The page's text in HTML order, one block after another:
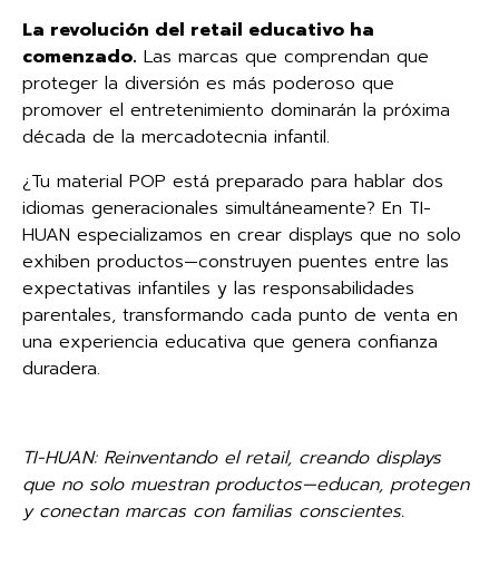
La revolución del retail educativo ha
comenzado. Las marcas que comprendan que
proteger la diversión es más poderoso que
promover el entretenimiento dominarán la próxima
década de la mercadotecnia infantil.
¿Tu material POP está preparado para hablar dos
idiomas generacionales simultáneamente? En TI-
HUAN especializamos en crear displays que no solo
exhiben productos—construyen puentes entre las
expectativas infantiles y las responsabilidades
parentales, transformando cada punto de venta en
una experiencia educativa que genera confianza
duradera.
TI-HUAN: Reinventando el retail, creando displays
que no solo muestran productos—educan, protegen
y conectan marcas con familias conscientes.